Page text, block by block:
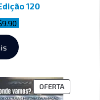
120
9.90
OFERTA